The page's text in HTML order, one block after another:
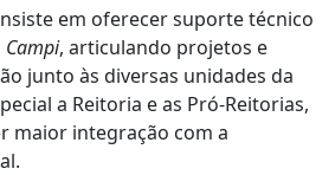
em oferecer suporte técnico
Campi, articulando projetos e
junto às diversas unidades da
a Reitoria e as Pró-Reitorias,
maior integração com a